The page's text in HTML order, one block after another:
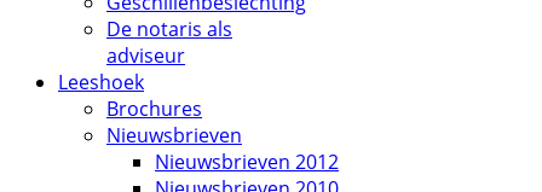
De notaris als
adviseur
Leeshoek
Brochures
Nieuwsbrieven
Nieuwsbrieven 2012